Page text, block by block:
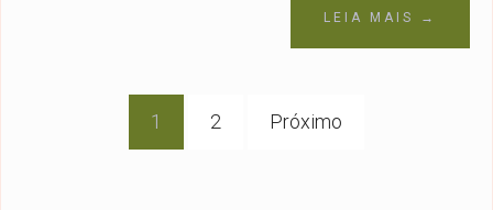
LEIA MAIS →
Navegação
1 2 Próximo